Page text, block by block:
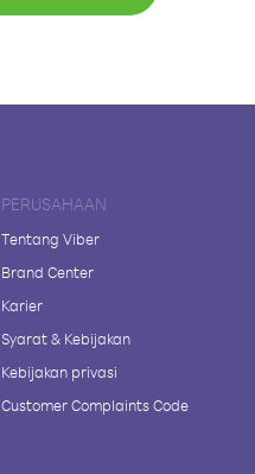
PERUSAHAAN
Tentang Viber
Brand Center
Karier
Syarat & Kebijakan
Kebijakan privasi
Customer Complaints Code